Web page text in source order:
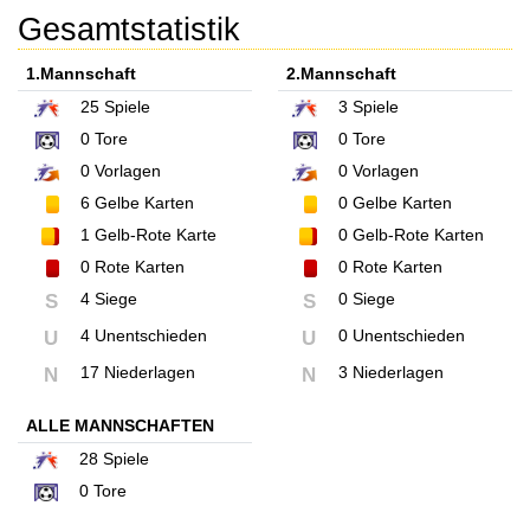
Gesamtstatistik
1.Mannschaft
25 Spiele
0 Tore
0 Vorlagen
6 Gelbe Karten
1 Gelb-Rote Karte
0 Rote Karten
S 4 Siege
U 4 Unentschieden
N 17 Niederlagen
2.Mannschaft
3 Spiele
0Tore
0Vorlagen
0Gelbe Karten
0Gelb-Rote Karten
0Rote Karten
S 0 Siege
U 0 Unentschieden
N 3 Niederlagen
ALLE MANNSCHAFTEN
28 Spiele
0 Tore